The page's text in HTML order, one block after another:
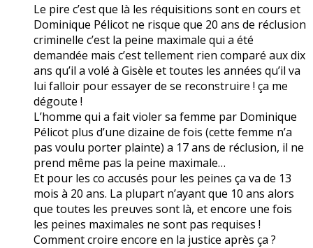
Le pire c’est que là les réquisitions sont en cours et
Dominique Pélicot ne risque que 20 ans de réclusion
criminelle c’est la peine maximale qui a été
demandée mais c’est tellement rien comparé aux dix
ans qu’il a volé à Gisèle et toutes les années qu’il va
lui falloir pour essayer de se reconstruire ! ça me
dégoute !
L’homme qui a fait violer sa femme par Dominique
Pélicot plus d’une dizaine de fois (cette femme n’a
pas voulu porter plainte) a 17 ans de réclusion, il ne
prend même pas la peine maximale…
Et pour les co accusés pour les peines ça va de 13
mois à 20 ans. La plupart n’ayant que 10 ans alors
que toutes les preuves sont là, et encore une fois
les peines maximales ne sont pas requises !
Comment croire encore en la justice après ça ?